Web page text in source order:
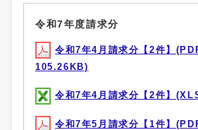
令和7年度請求分
令和7年4月請求分【2件】
105.26KB)
令和7年4月請求分【2件】
令和7年5月請求分【1件】